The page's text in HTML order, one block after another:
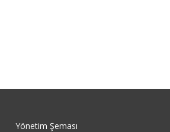
Yönetim Şeması